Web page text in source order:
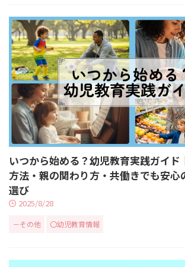
いつから始める？幼児教育実践ガイド
方法・親の関わり方・共働きでも安心
選び
2025/8/28
－その他 〇幼児教育情報